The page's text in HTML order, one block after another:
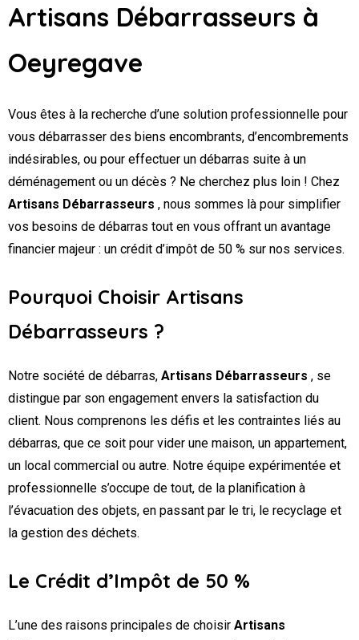
Artisans Débarrasseurs à
Oeyregave
Vous êtes à la recherche d’une solution professionnelle pour
vous débarrasser des biens encombrants, d’encombrements
indésirables, ou pour effectuer un débarras suite à un
déménagement ou un décès ? Ne cherchez plus loin ! Chez
Artisans Débarrasseurs , nous sommes là pour simplifier
vos besoins de débarras tout en vous offrant un avantage
financier majeur : un crédit d’impôt de 50 % sur nos services.
Pourquoi Choisir Artisans
Débarrasseurs ?
Notre société de débarras, Artisans Débarrasseurs , se
distingue par son engagement envers la satisfaction du
client. Nous comprenons les défis et les contraintes liés au
débarras, que ce soit pour vider une maison, un appartement,
un local commercial ou autre. Notre équipe expérimentée et
professionnelle s’occupe de tout, de la planification à
l’évacuation des objets, en passant par le tri, le recyclage et
la gestion des déchets.
Le Crédit d’Impôt de 50 %
L’une des raisons principales de choisir Artisans